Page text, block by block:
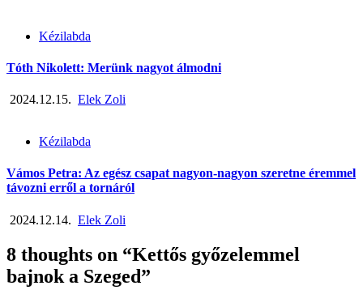
Kézilabda
Tóth Nikolett: Merünk nagyot álmodni
2024.12.15. Elek Zoli
Kézilabda
Vámos Petra: Az egész csapat nagyon-nagyon szeretne éremmel
távozni erről a tornáról
2024.12.14. Elek Zoli
8 thoughts on “Kettős győzelemmel
bajnok a Szeged”